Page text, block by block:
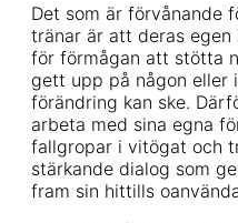
Det som är förvånande
tränar är att deras
för förmågan att stötta
gett upp på någon eller
förändring kan ske.
arbeta med sina egna
fallgropar i vitögat och
stärkande dialog som
fram sin hittills